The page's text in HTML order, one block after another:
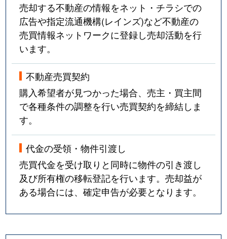
売却する不動産の情報をネット・チラシでの
広告や指定流通機構(レインズ)など不動産の
売買情報ネットワークに登録し売却活動を行
います。
不動産売買契約
購入希望者が見つかった場合、売主・買主間
で各種条件の調整を行い売買契約を締結しま
す。
代金の受領・物件引渡し
売買代金を受け取りと同時に物件の引き渡し
及び所有権の移転登記を行います。売却益が
ある場合には、確定申告が必要となります。